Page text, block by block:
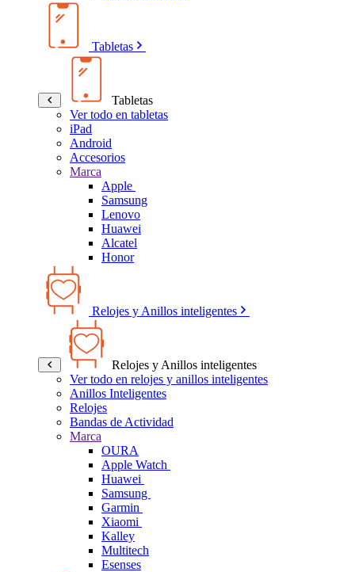
Tabletas
Tabletas
Ver todo en tabletas
iPad
Android
Accesorios
Marca
Apple
Samsung
Lenovo
Huawei
Alcatel
Honor
Relojes y Anillos inteligentes
Relojes y Anillos inteligentes
Ver todo en relojes y anillos inteligentes
Anillos Inteligentes
Relojes
Bandas de Actividad
Marca
OURA
Apple Watch
Huawei
Samsung
Garmin
Xiaomi
Kalley
Multitech
Esenses